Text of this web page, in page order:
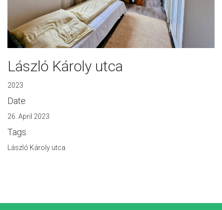
László Károly utca
2023
Date
26. April 2023
Tags
László Károly utca